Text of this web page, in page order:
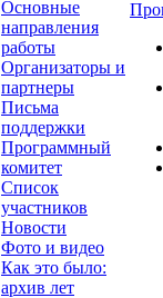
Основные
направления
работы
Организаторы и
партнеры
Письма
поддержки
Программный
комитет
Список
участников
Новости
Фото и видео
Как это было:
архив лет